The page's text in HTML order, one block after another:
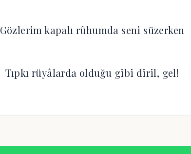
Gözlerim kapalı rûhumda seni süzerken
Tıpkı rüyâlarda olduğu gibi diril, gel!‎